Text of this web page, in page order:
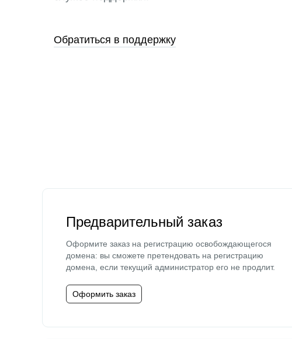
Обратиться в поддержку
Предварительный заказ
Оформите заказ на регистрацию освобождающегося
домена: вы сможете претендовать на регистрацию
домена, если текущий администратор его не продлит.
Оформить заказ